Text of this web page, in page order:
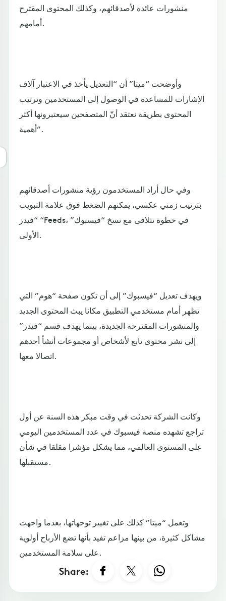
منشورات عائدة لأصدقائهم، وكذلك المحتوى المقترح
أمامهم.
وأوضحت “ميتا” أن “التعديل يأخذ في الاعتبار آلاف
الإشارات للمساعدة في الوصول إلى المستخدمين وترتيب
المحتوى بطريقة نعتقد أنّ المتصفحين سيعتبرونها أكثر
أهمية”.
وفي حال أراد المستخدمون رؤية منشورات أصدقائهم
بترتيب زمني عكسي، يمكنهم الضغط فوق علامة التبويب
“فيدز “Feeds، في خطوة تتلاقى مع نسخ “فيسبوك”
الأولى.
ويهدف تعديل “فيسبوك” إلى أن تكون صفحة “هوم” التي
تظهر أمام مستخدمي التطبيق مكانا يبث المحتوى الجديد
والمنشورات المقترحة الجديدة، بينما يهدف قسم “فيدز”
إلى نشر محتوى تابع لأشخاص أو مجموعات أنشأ أحدهم
اتصالا معها.
وكانت الشركة تحدثت في وقت مبكر هذه السنة عن أول
تراجع تشهده منصة فيسبوك في عدد المستخدمين اليومي
على المستوى العالمي، مما يشكل مؤشرا مقلقا في شأن
مستقبلها.
وتعمل “ميتا” كذلك على تغيير توجهاتها، بعدما واجهت
مشاكل كثيرة، من بينها مزاعم تفيد بأنها تضع الأرباح أولوية
على سلامة المستخدمين.
Share: